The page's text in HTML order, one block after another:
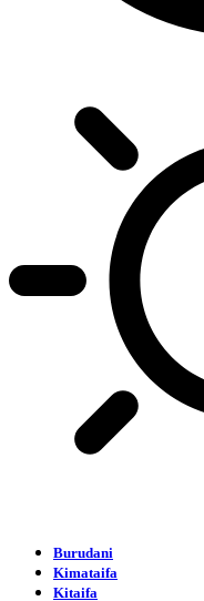
Burudani
Kimataifa
Kitaifa